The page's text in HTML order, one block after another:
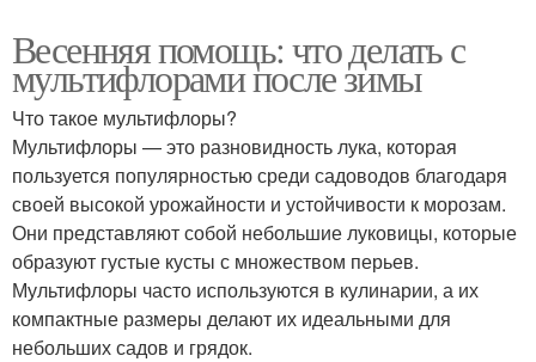
Весенняя помощь: что делать с
мультифлорами после зимы
Что такое мультифлоры?
Мультифлоры — это разновидность лука, которая
пользуется популярностью среди садоводов благодаря
своей высокой урожайности и устойчивости к морозам.
Они представляют собой небольшие луковицы, которые
образуют густые кусты с множеством перьев.
Мультифлоры часто используются в кулинарии, а их
компактные размеры делают их идеальными для
небольших садов и грядок.